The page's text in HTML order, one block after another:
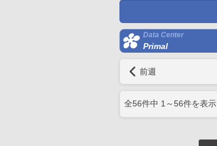
Data Center
Primal
前週
全56件中 1 ～56件を表示